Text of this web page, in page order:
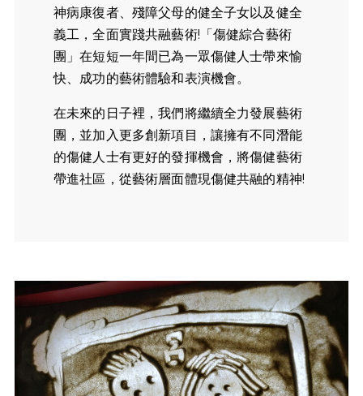
神病康復者、殘障父母的健全子女以及健全
義工，全面實踐共融藝術!「傷健綜合藝術
團」在短短一年間已為一眾傷健人士帶來愉
快、成功的藝術體驗和表演機會。
在未來的日子裡，我們將繼續全力發展藝術
團，並加入更多創新項目，讓擁有不同潛能
的傷健人士有更好的發揮機會，將傷健藝術
帶進社區，從藝術層面體現傷健共融的精神!